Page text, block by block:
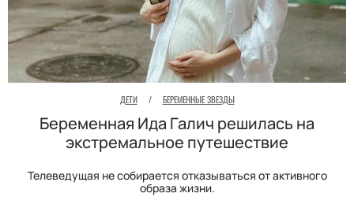
ДЕТИ / БЕРЕМЕННЫЕ ЗВЕЗДЫ
Беременная Ида Галич решилась на
экстремальное путешествие
Телеведущая не собирается отказываться от активного
образа жизни.